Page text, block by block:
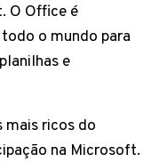
O Office é
o mundo para
e
mais ricos do
na Microsoft.